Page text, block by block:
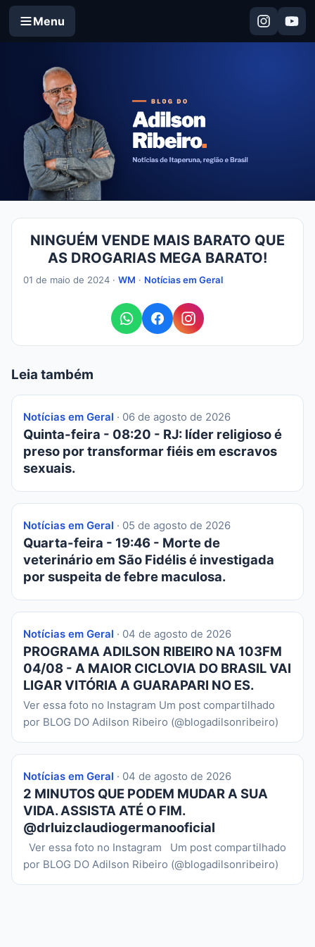
Menu
NINGUÉM VENDE MAIS BARATO QUE
AS DROGARIAS MEGA BARATO!
01 de maio de 2024 · WM · Notícias em Geral
Leia também
Notícias em Geral · 06 de agosto de 2026
Quinta-feira - 08:20 - RJ: líder religioso é
preso por transformar fiéis em escravos
sexuais.
Notícias em Geral · 05 de agosto de 2026
Quarta-feira - 19:46 - Morte de
veterinário em São Fidélis é investigada
por suspeita de febre maculosa.
Notícias em Geral · 04 de agosto de 2026
PROGRAMA ADILSON RIBEIRO NA 103FM
04/08 - A MAIOR CICLOVIA DO BRASIL VAI
LIGAR VITÓRIA A GUARAPARI NO ES.
Ver essa foto no Instagram Um post compartilhado
por BLOG DO Adilson Ribeiro (@blogadilsonribeiro)
Notícias em Geral · 04 de agosto de 2026
2 MINUTOS QUE PODEM MUDAR A SUA
VIDA. ASSISTA ATÉ O FIM.
@drluizclaudiogermanooficial
Ver essa foto no Instagram Um post compartilhado
por BLOG DO Adilson Ribeiro (@blogadilsonribeiro)